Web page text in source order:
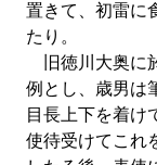
置きて、初雷に
たり。
旧徳川大奥に
例とし、歳男は
目長上下を着け
使待受けてこれ